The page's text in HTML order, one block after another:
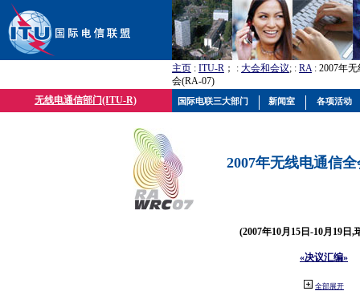
主页 : ITU-R ； : 大会和会议; : RA: 2007年
会(RA-07)
无线电通信部门(ITU-R)
2007年无线电通信
(2007年10月15日-10月19日,
«决议汇编»
全部展开
国际电联三大部门 新闻室 各项活动